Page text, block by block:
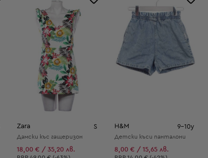
Zara S
Дамски къс гащеризон
18,00 € / 35,20 лв.
H&M 9-10y
Детски къси панталони
8,00 € / 15,65 лв.